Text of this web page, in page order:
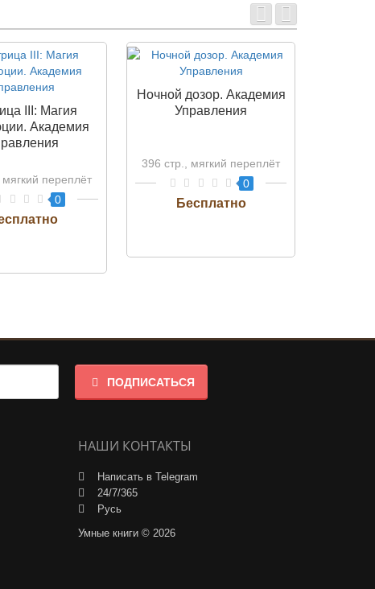
III: Магия
Академия
мягкий переплёт
0
Ночной дозор. Академия
Управления
396 стр., мягкий переплёт
0
ПОДПИСАТЬСЯ
НАШИ КОНТАКТЫ
Написать в Telegram
24/7/365
Русь
Умные книги © 2026